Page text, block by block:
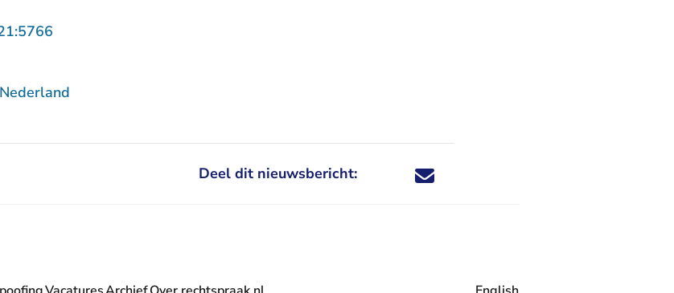
Deel dit nieuwsbericht: Deel dit nieuwsbericht via X - U verlaat
Deel dit nieuwsbericht via Facebook - U
Deel dit nieuwsbericht via e-mail
Deel dit nieuwsbericht via LinkedIn - U